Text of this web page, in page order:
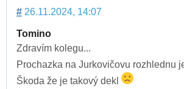
# 26.11.2024, 14:07
Tomino
Zdravím kolegu...
Prochazka na Jurkovičovu rozhlednu
Škoda že je takový dekl